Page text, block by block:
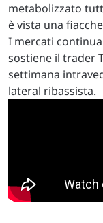
metabolizzato
è vista una
I mercati
sostiene il trader
settimana
lateral ribassista.